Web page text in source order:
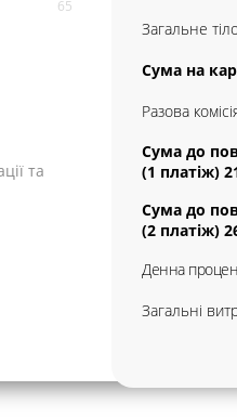
та
Загальне
Сума на
Разова
Сума до
(1 платіж)
Сума до
(2 платіж)
Денна
Загальні